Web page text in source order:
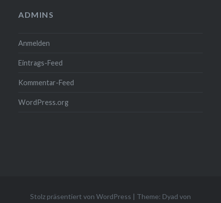
ADMINS
Anmelden
Eintrags-Feed
Kommentar-Feed
WordPress.org
Stolz präsentiert von WordPress | Theme: Dyad von